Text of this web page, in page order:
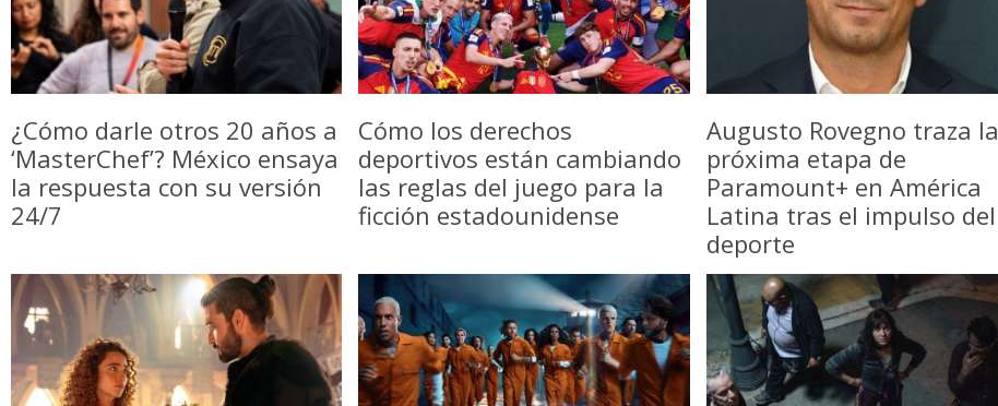
¿Cómo darle otros 20 años a
‘MasterChef’? México ensaya
la respuesta con su versión
24/7
Cómo los derechos
deportivos están cambiando
las reglas del juego para la
ficción estadounidense
Augusto Rovegno traza la
próxima etapa de
Paramount+ en América
Latina tras el impulso del
deporte